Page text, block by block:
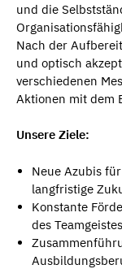
und die
Nach der
und optisch
verschiedenen
Aktionen mit dem
Unsere Ziele:
Neue Azubis
langfristige
Konstante
des